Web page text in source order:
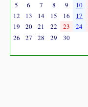
5
6 7 8 9 10
12
13 14 15 16 17
19
20 21 22 23 24
26
27 28 29 30